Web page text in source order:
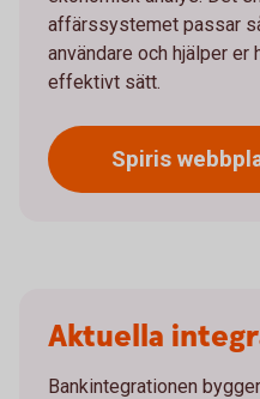
affärssystemet passar
användare och hjälper er
effektivt sätt.
Spiris
Aktuella
Bankintegrationen